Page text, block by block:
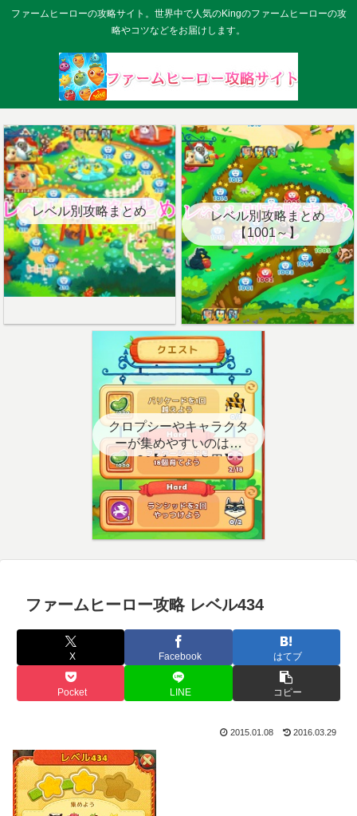
ファームヒーローの攻略サイト。世界中で人気のKingのファームヒーローの攻
略やコツなどをお届けします。
レベル別攻略まとめ
レベル別攻略まとめ
【1001～】
クロプシーやキャラクタ
ーが集めやすいのはど
こ？【クエスト用】
ファームヒーロー攻略 レベル434
X Facebook はてブ
Pocket LINE コピー
2015.01.08 2016.03.29